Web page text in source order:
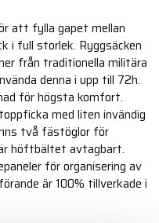
att fylla gapet mellan
i full storlek. Ryggsäcken
från traditionella militära
denna i upp till 72h.
för högsta komfort.
med liten invändig
två fästöglor för
höftbältet avtagbart.
för organisering av
är 100% tillverkade i